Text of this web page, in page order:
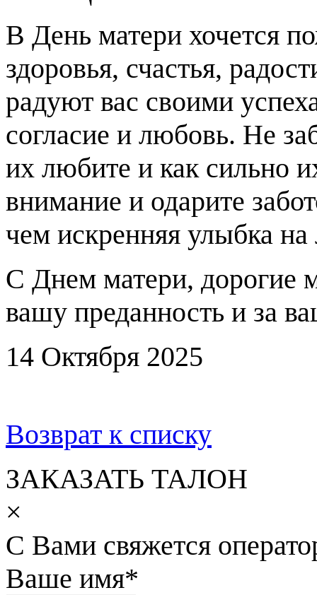
В День матери хочется
здоровья, счастья,
радуют вас своими
согласие и любовь. Не
их любите и как сильно
внимание и одарите
чем искренняя улыбка
С Днем матери, дорогие
вашу преданность и за
14 Октября 2025
Возврат к списку
ЗАКАЗАТЬ ТАЛОН
×
С Вами свяжется
Ваше имя*